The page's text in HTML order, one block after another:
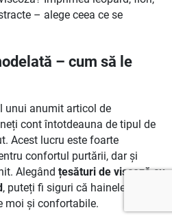
– alege ceea ce se
– cum să le
unui anumit articol de
cont întotdeauna de tipul de
Acest lucru este foarte
confortul purtării, dar și
Alegând țesături de viscoză cu
, puteți fi siguri că hainele pe care
moi și confortabile.